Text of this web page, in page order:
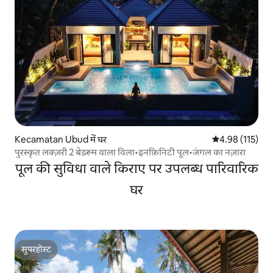
Kecamatan Ubud में घर औसत रेटिंग 5 में से
4.98 (115)
पुरस्कृत लक्ज़री 2 बेडरूम वाला विला•इनफ़िनिटी पूल•जंगल का नज़ारा
पूल की सुविधा वाले किराए पर उपलब्ध पारिवारिक
घर
सुपरहोस्ट
सुपरहोस्ट